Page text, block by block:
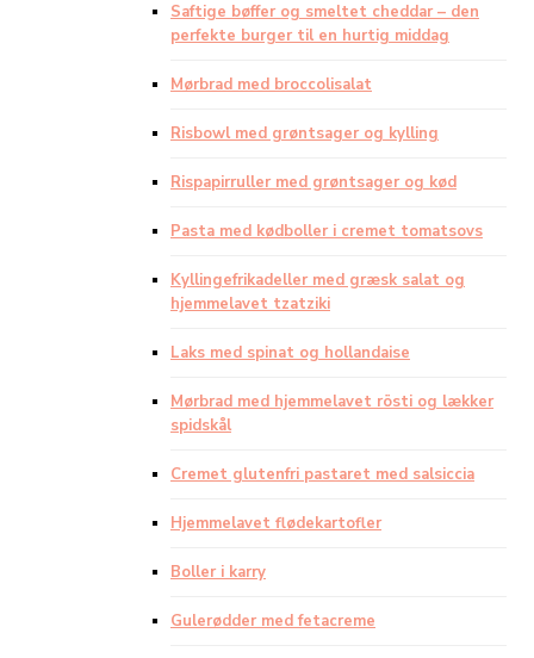
Saftige bøffer og smeltet cheddar – den
perfekte burger til en hurtig middag
Mørbrad med broccolisalat
Risbowl med grøntsager og kylling
Rispapirruller med grøntsager og kød
Pasta med kødboller i cremet tomatsovs
Kyllingefrikadeller med græsk salat og
hjemmelavet tzatziki
Laks med spinat og hollandaise
Mørbrad med hjemmelavet rösti og lækker
spidskål
Cremet glutenfri pastaret med salsiccia
Hjemmelavet flødekartofler
Boller i karry
Gulerødder med fetacreme